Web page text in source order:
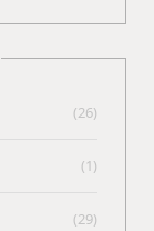
(26)
(1)
(29)